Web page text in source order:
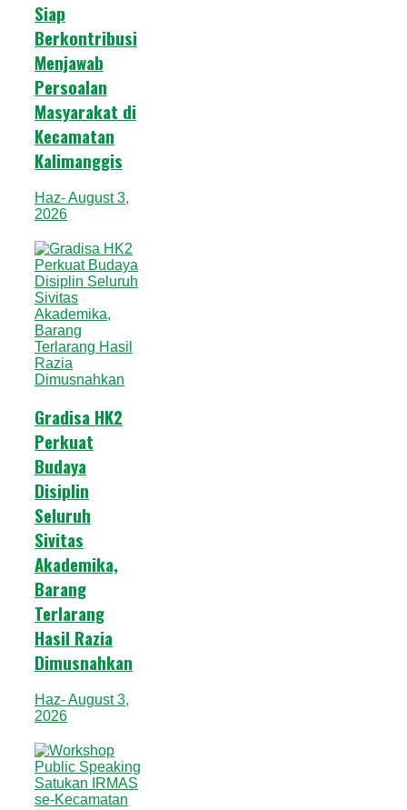
Siap
Berkontribusi
Menjawab
Persoalan
Masyarakat di
Kecamatan
Kalimanggis
Haz- August 3,
2026
Gradisa HK2
Perkuat
Budaya
Disiplin
Seluruh
Sivitas
Akademika,
Barang
Terlarang
Hasil Razia
Dimusnahkan
Haz- August 3,
2026